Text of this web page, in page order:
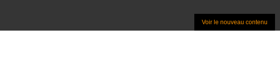
Voir le nouveau contenu